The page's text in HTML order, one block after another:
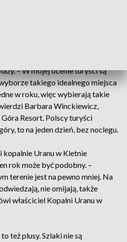
– W mojej ocenie turyści są
takiego idealnego miejsca
w roku, więc wybierają takie
Barbara Winckiewicz,
Resort. Polscy turyści
to na jeden dzień, bez noclegu.
kopalnie Uranu w Kletnie
rok może być podobny. –
terenie jest na pewno mniej. Na
nie omijają, także
właściciel Kopalni Uranu w
też plusy. Szlaki nie są